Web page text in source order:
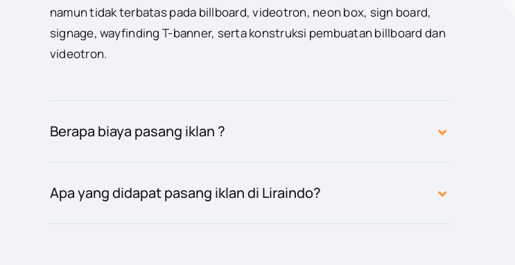
namun tidak terbatas pada billboard, videotron, neon box, sign board,
signage, wayfinding T-banner, serta konstruksi pembuatan billboard dan
videotron.
Berapa biaya pasang iklan ?
Apa yang didapat pasang iklan di Liraindo?